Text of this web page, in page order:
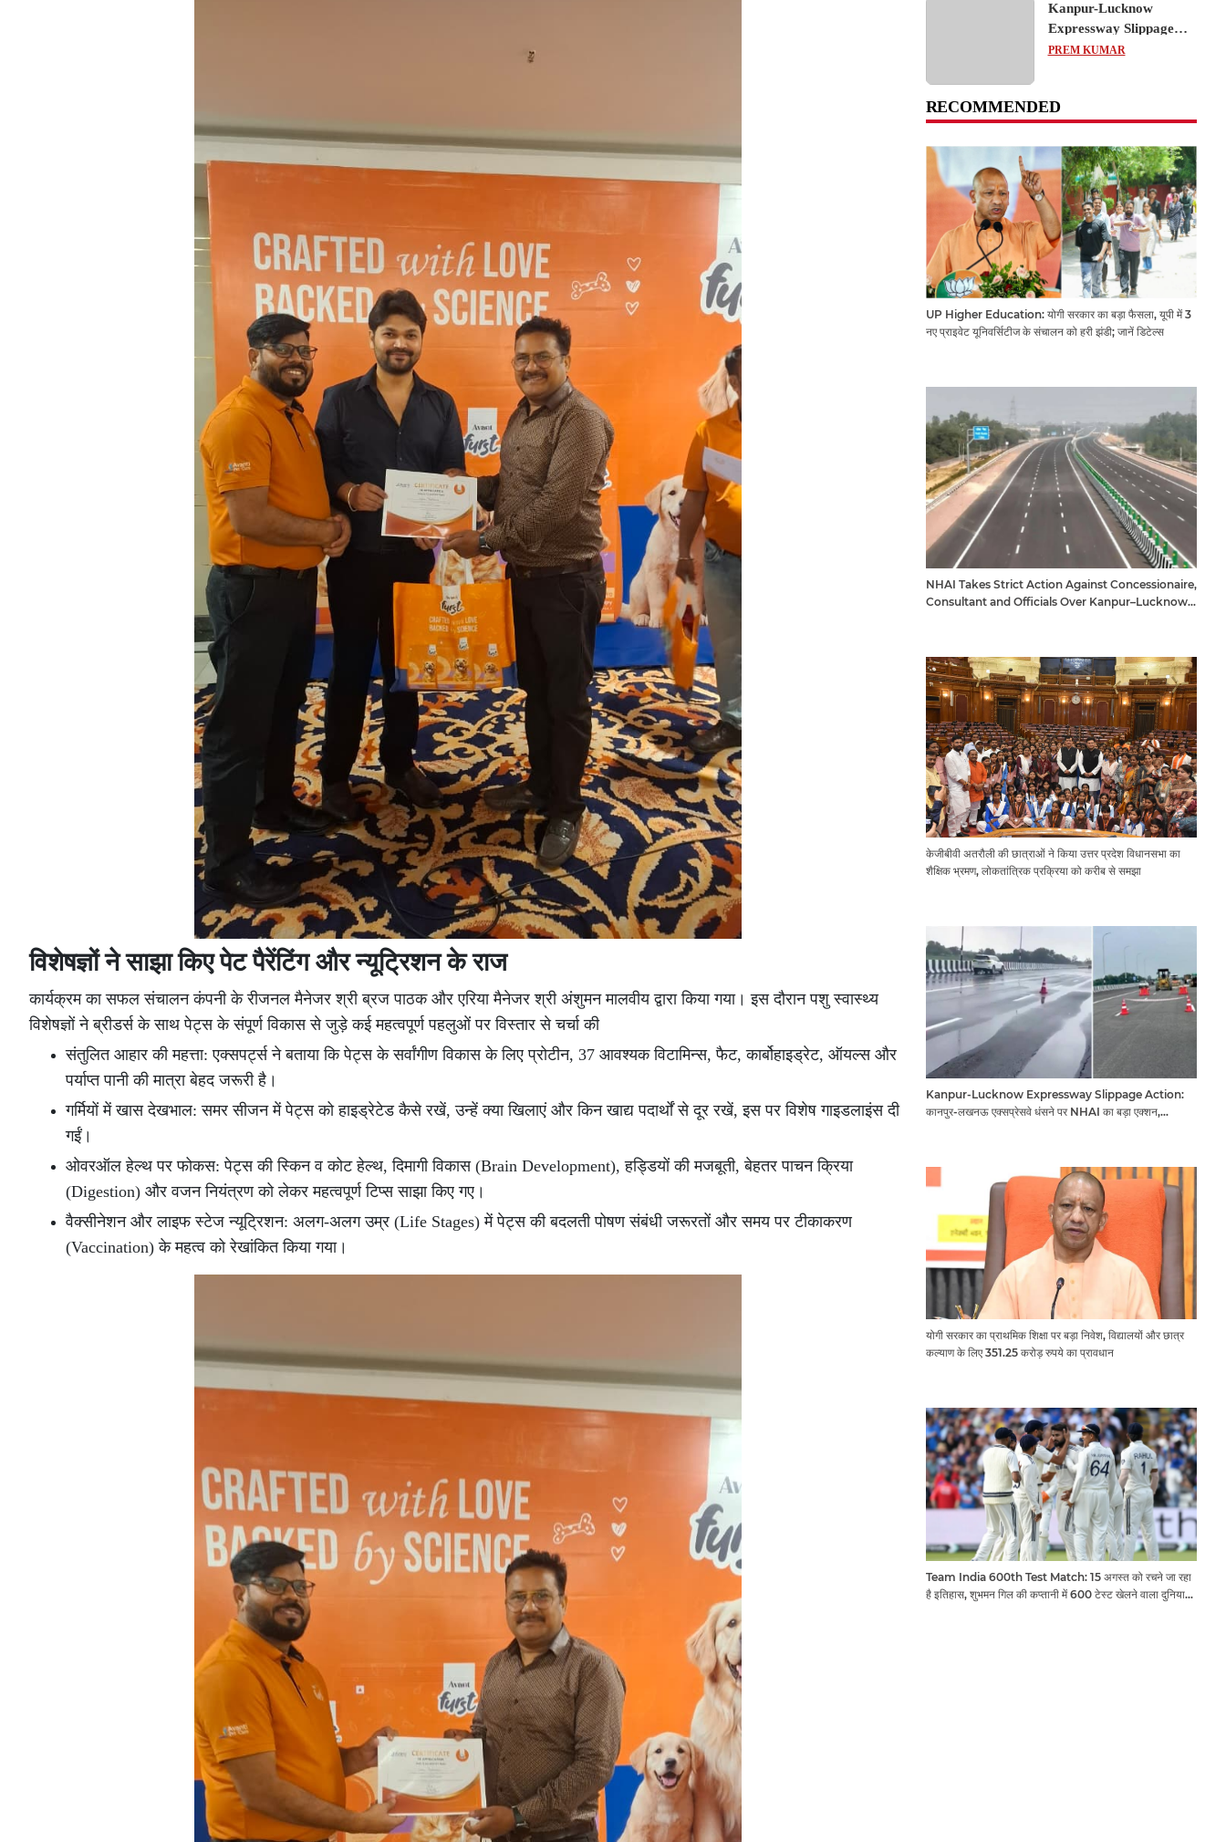
विशेषज्ञों ने साझा किए पेट पैरेंटिंग और न्यूट्रिशन के राज
कार्यक्रम का सफल संचालन कंपनी के रीजनल मैनेजर श्री ब्रज पाठक और एरिया मैनेजर श्री अंशुमन मालवीय द्वारा किया गया। इस दौरान पशु स्वास्थ्य
विशेषज्ञों ने ब्रीडर्स के साथ पेट्स के संपूर्ण विकास से जुड़े कई महत्वपूर्ण पहलुओं पर विस्तार से चर्चा की
संतुलित आहार की महत्ता: एक्सपर्ट्स ने बताया कि पेट्स के सर्वांगीण विकास के लिए प्रोटीन, 37 आवश्यक विटामिन्स, फैट, कार्बोहाइड्रेट, ऑयल्स और
पर्याप्त पानी की मात्रा बेहद जरूरी है।
गर्मियों में खास देखभाल: समर सीजन में पेट्स को हाइड्रेटेड कैसे रखें, उन्हें क्या खिलाएं और किन खाद्य पदार्थों से दूर रखें, इस पर विशेष गाइडलाइंस दी
गईं।
ओवरऑल हेल्थ पर फोकस: पेट्स की स्किन व कोट हेल्थ, दिमागी विकास (Brain Development), हड्डियों की मजबूती, बेहतर पाचन क्रिया
(Digestion) और वजन नियंत्रण को लेकर महत्वपूर्ण टिप्स साझा किए गए।
वैक्सीनेशन और लाइफ स्टेज न्यूट्रिशन: अलग-अलग उम्र (Life Stages) में पेट्स की बदलती पोषण संबंधी जरूरतों और समय पर टीकाकरण
(Vaccination) के महत्व को रेखांकित किया गया।
Kanpur-Lucknow
Expressway Slippage
Action: कानपुर-लखनऊ
और कंपनियों पर गिरी गाज,
PREM KUMAR
RECOMMENDED
UP Higher Education: योगी सरकार का बड़ा फैसला, यूपी में 3
नए प्राइवेट यूनिवर्सिटीज के संचालन को हरी झंडी; जानें डिटेल्स
NHAI Takes Strict Action Against Concessionaire,
Consultant and Officials Over Kanpur–Lucknow
केजीबीवी अतरौली की छात्राओं ने किया उत्तर प्रदेश विधानसभा का
शैक्षिक भ्रमण, लोकतांत्रिक प्रक्रिया को करीब से समझा
Kanpur-Lucknow Expressway Slippage Action:
कानपुर-लखनऊ एक्सप्रेसवे धंसने पर NHAI का बड़ा एक्शन,
योगी सरकार का प्राथमिक शिक्षा पर बड़ा निवेश, विद्यालयों और छात्र
कल्याण के लिए 351.25 करोड़ रुपये का प्रावधान
Team India 600th Test Match: 15 अगस्त को रचने जा रहा
है इतिहास, शुभमन गिल की कप्तानी में 600 टेस्ट खेलने वाला दुनिया